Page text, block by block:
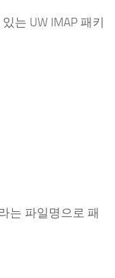
는 UW IMAP 패키
는 파일명으로 패